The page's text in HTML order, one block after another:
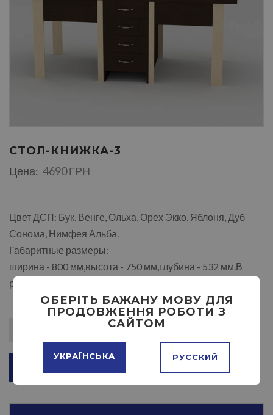
СТОЛ-КНИЖКА-3
Цена: 4690 ГРН
Цвет ДСП: Бук, Венге, Ольха, Орех Экко, Яблоня, Дуб
Сонома, Нимфея Альба.
Габаритные размеры:
ширина - 800 мм,высота - 750 мм,глубина - 532 мм.В
разложеном виде 1900 мм.
ОБЕРІТЬ БАЖАНУ МОВУ ДЛЯ
ПРОДОВЖЕННЯ РОБОТИ З
САЙТОМ
УКРАЇНСЬКА РУССКИЙ